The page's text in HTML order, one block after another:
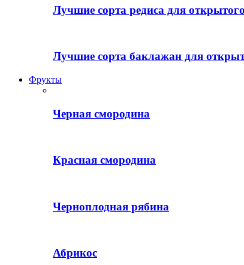
Лучшие сорта редиса для
Лучшие сорта баклажан для
Фрукты
Черная смородина
Красная смородина
Черноплодная рябина
Абрикос